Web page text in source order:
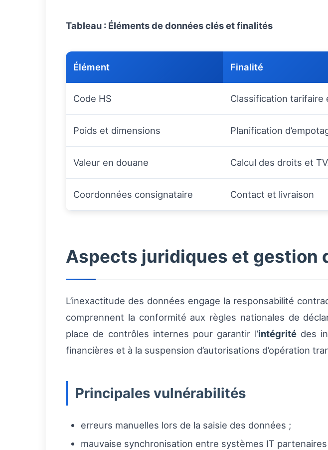
Tableau : Éléments de données clés et finalités
Élément Finalité
Code HS Classification tarifaire
Poids et dimensions Planification
Valeur en douane Calcul des droits et
Coordonnées consignataire Contact et livraison
Aspects juridiques et gestion
L’inexactitude des données engage la responsabilité
comprennent la conformité aux règles nationales de
place de contrôles internes pour garantir l’intégritédes
financières et à la suspension d’autorisations d’opération
Principales vulnérabilités
erreurs manuelles lors de la saisie des données ;
mauvaise synchronisation entre systèmes IT partenaires